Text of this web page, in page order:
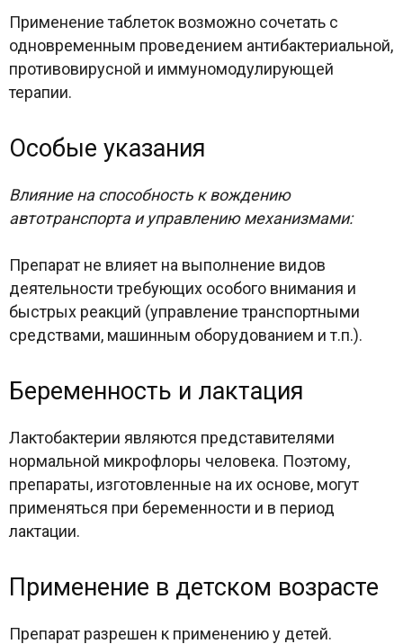
Применение таблеток возможно сочетать с
одновременным проведением антибактериальной,
противовирусной и иммуномодулирующей
терапии.
Особые указания
Влияние на способность к вождению
автотранспорта и управлению механизмами:
Препарат не влияет на выполнение видов
деятельности требующих особого внимания и
быстрых реакций (управление транспортными
средствами, машинным оборудованием и т.п.).
Беременность и лактация
Лактобактерии являются представителями
нормальной микрофлоры человека. Поэтому,
препараты, изготовленные на их основе, могут
применяться при беременности и в период
лактации.
Применение в детском возрасте
Препарат разрешен к применению у детей.